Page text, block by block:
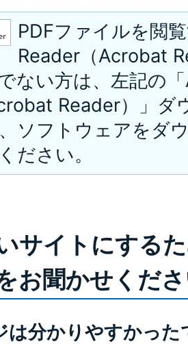
PDFファイルを閲
Reader（Acrobat
ない方は、左記の
Reader）」ダ
ソフトウェアをダ
ださい。
サイトにする
お聞かせくだ
は分かりやすかっ